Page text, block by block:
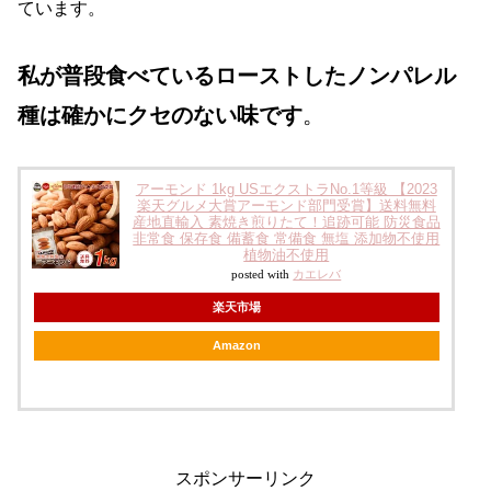
ています。
私が普段食べているローストしたノンパレル
種は確かにクセのない味です。
アーモンド 1kg USエクストラNo.1等級 【2023
楽天グルメ大賞アーモンド部門受賞】送料無料
産地直輸入 素焼き煎りたて！追跡可能 防災食品
非常食 保存食 備蓄食 常備食 無塩 添加物不使用
植物油不使用
posted with カエレバ
楽天市場
Amazon
スポンサーリンク